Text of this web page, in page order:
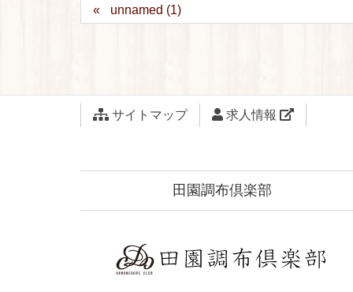
unnamed (1)
サイトマップ 求人情報
田園調布倶楽部